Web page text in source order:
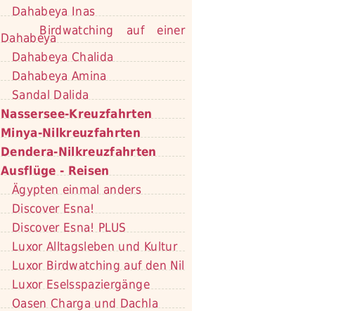
Dahabeya Inas
Birdwatching auf einer
Dahabeya
Dahabeya Chalida
Dahabeya Amina
Sandal Dalida
Nassersee-Kreuzfahrten
Minya-Nilkreuzfahrten
Dendera-Nilkreuzfahrten
Ausflüge - Reisen
Ägypten einmal anders
Discover Esna!
Discover Esna! PLUS
Luxor Alltagsleben und Kultur
Luxor Birdwatching auf den Nil
Luxor Eselsspaziergänge
Oasen Charga und Dachla